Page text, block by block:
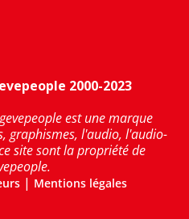
2000-2023
est une marque
graphismes, l'audio, l'audio-
site sont la propriété de
| Mentions légales